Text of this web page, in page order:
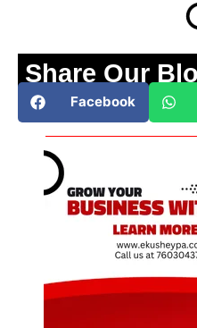
Share Our
Facebook